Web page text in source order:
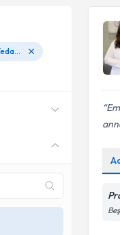
Ameliyatsız Bel Ağrısı Tedavisi